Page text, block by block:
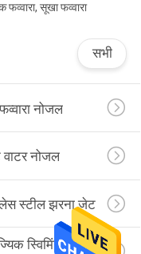
सूखा फव्वारा
सभी
नोजल
वाटर नोजल
स्टील झरना जेट
स्विमिंग पूल रेत